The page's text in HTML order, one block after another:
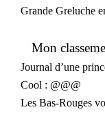
Grande Greluche
Mon
Journal d’une
Cool : @@@
Les Bas-Rouges